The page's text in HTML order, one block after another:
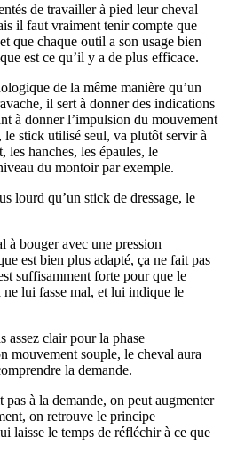
de travailler à pied leur cheval
il faut vraiment tenir compte que
que chaque outil a son usage bien
est ce qu’il y a de plus efficace.
de la même manière qu’un
il sert à donner des indications
à donner l’impulsion du mouvement
stick utilisé seul, va plutôt servir à
les hanches, les épaules, le
du montoir par exemple.
lourd qu’un stick de dressage, le
à bouger avec une pression
est bien plus adapté, ça ne fait pas
suffisamment forte pour que le
ne lui fasse mal, et lui indique le
assez clair pour la phase
mouvement souple, le cheval aura
la demande.
à la demande, on peut augmenter
on retrouve le principe
laisse le temps de réfléchir à ce que